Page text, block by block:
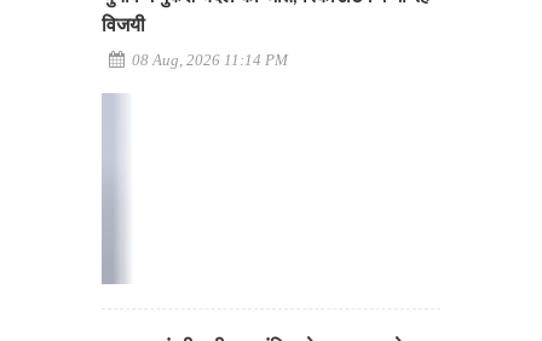
विजयी
08 Aug, 2026 11:14 PM